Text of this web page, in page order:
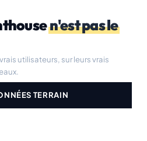
n'est pas le
utilisateurs, sur leurs vrais
TERRAIN